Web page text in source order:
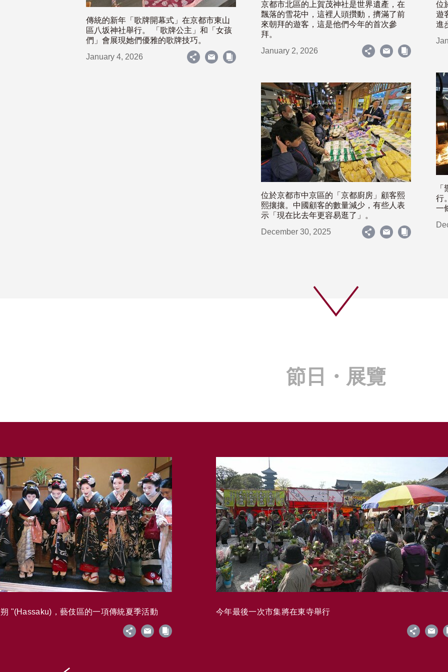
傳統的新年「歌牌開幕式」在京都市東山
區八坂神社舉行。 「歌牌公主」和「女孩
們」會展現她們優雅的歌牌技巧。
January 4, 2026
京都市北區的上賀茂神社是世界遺產，在
飄落的雪花中，這裡人頭攢動，擠滿了前
來朝拜的遊客，這是他們今年的首次參
拜。
January 2, 2026
位
遊
進
行
一
位於京都市中京區的「京都廚房」顧客熙
熙攘攘。中國顧客的數量減少，有些人表
示「現在比去年更容易逛了」。
December 30, 2025
節日・展覽
"(Hassaku)，藝伎區的一項傳統夏季活動 今年最後一次市集將在東寺舉行